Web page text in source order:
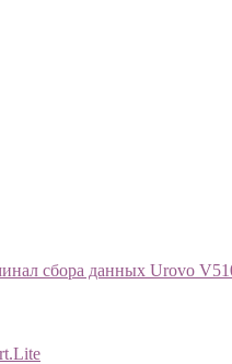
сбора данных Urovo